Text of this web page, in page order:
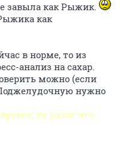
завыла как Рыжик.
как
в норме, то из
анализ на сахар.
можно (если
нужно
ну разве что